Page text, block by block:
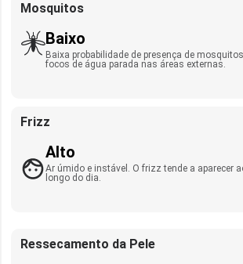
Mosquitos
Baixo
Baixa probabilidade de presença de
focos de água parada nas áreas externas.
Frizz
Alto
Ar úmido e instável. O frizz tende a aparecer
longo do dia.
Ressecamento da Pele